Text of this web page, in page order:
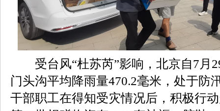
受台风“杜苏芮”影响，北京自7月
门头沟平均降雨量470.2毫米，处于防
干部职工在得知受灾情况后，积极行